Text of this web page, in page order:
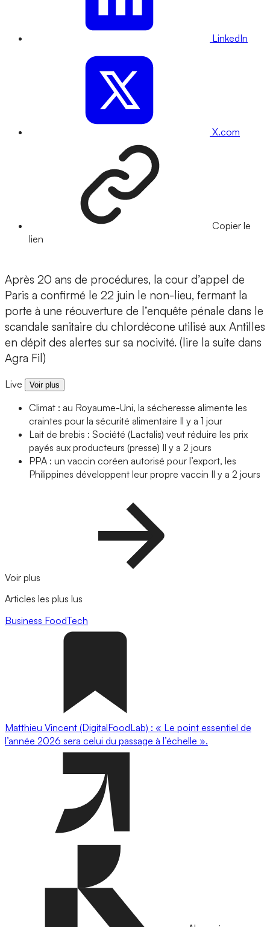
LinkedIn
X.com
Copier le
lien
Après 20 ans de procédures, la cour d’appel de
Paris a confirmé le 22 juin le non-lieu, fermant la
porte à une réouverture de l’enquête pénale dans le
scandale sanitaire du chlordécone utilisé aux Antilles
en dépit des alertes sur sa nocivité. (lire la suite dans
Agra Fil)
Live Voir plus
Climat : au Royaume-Uni, la sécheresse alimente les
craintes pour la sécurité alimentaire Il y a 1 jour
Lait de brebis : Société (Lactalis) veut réduire les prix
payés aux producteurs (presse) Il y a 2 jours
PPA : un vaccin coréen autorisé pour l’export, les
Philippines développent leur propre vaccin Il y a 2 jours
Voir plus
Articles les plus lus
Business FoodTech
Matthieu Vincent (DigitalFoodLab) : « Le point essentiel de
l’année 2026 sera celui du passage à l’échelle ».